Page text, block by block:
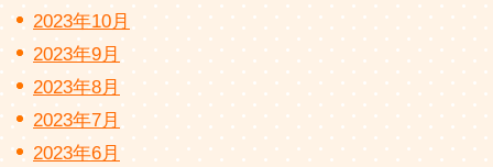
2023年10月
2023年9月
2023年8月
2023年7月
2023年6月